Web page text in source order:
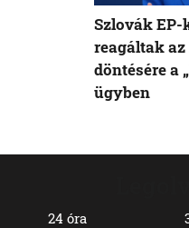
24 óra
Szlovák
reagáltak
döntésére a
ügyben